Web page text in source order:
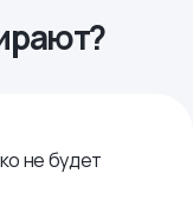
не будет